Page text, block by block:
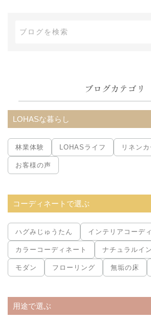
ブ
ブログカテゴリ
LOHASな暮らし
林業体験 LOHASライフ リネン
お客様の声
コーディネートで選ぶ
ハグみじゅうたん インテリアコーデ
カラーコーディネート ナチュラルイ
モダン フローリング 無垢の床
用途で選ぶ